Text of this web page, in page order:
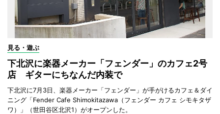
見る・遊ぶ
下北沢に楽器メーカー「フェンダー」のカフェ2号
店 ギターにちなんだ内装で
下北沢に7月3日、楽器メーカー「フェンダー」が手がけるカフェ＆ダイ
ニング「Fender Cafe Shimokitazawa（フェンダー カフェ シモキタザ
ワ）」（世田谷区北沢1）がオープンした。